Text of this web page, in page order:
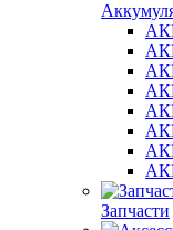
Запчасти